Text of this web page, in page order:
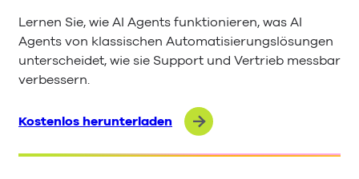
Lernen Sie, wie AI Agents funktionieren, was AI
Agents von klassischen Automatisierungslösungen
unterscheidet, wie sie Support und Vertrieb messbar
verbessern.
Kostenlos herunterladen